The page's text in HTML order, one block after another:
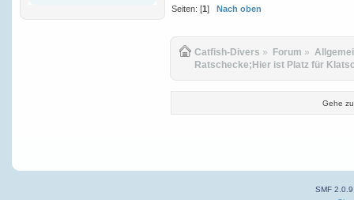
Seiten: [1] Nach oben
Catfish-Divers » Forum »
Ratschecke;Hier ist Platz für
Gehe
SMF 2.0.9